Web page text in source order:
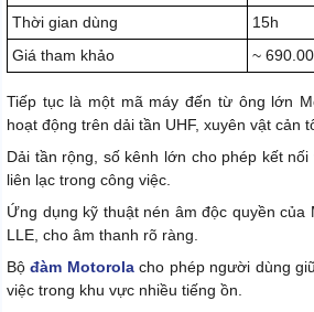
Thời gian dùng
15h
Giá tham khảo
~
Tiếp tục là một mã máy đến từ ông lớn
hoạt động trên dải tần UHF, xuyên vật cản
Dải tần rộng, số kênh lớn cho phép kết
liên lạc trong công việc.
Ứng dụng kỹ thuật nén âm độc quyền của
LLE, cho âm thanh rõ ràng.
Bộđàm Motorolacho phép người dùng
việc trong khu vực nhiều tiếng ồn.